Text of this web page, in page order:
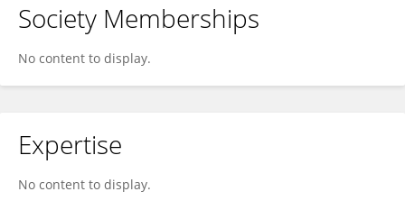
Society Memberships
No content to display.
Expertise
No content to display.